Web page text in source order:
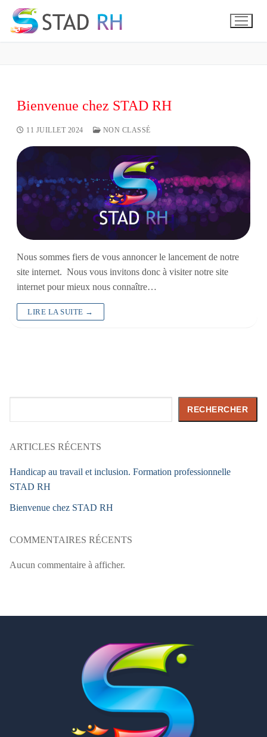
Aller
Accueil
Entreprise
Nos sujets RH
Nos prestations
Particulier
Présentation
Actualités
Bienvenue chez STAD RH
11 JUILLET 2024 NON CLASSÉ
Nous sommes fiers de vous annoncer le lancement de notre
site internet. Nous vous invitons donc à visiter notre site
internet pour mieux nous connaître…
LIRE LA SUITE →
RECHERCHER
ARTICLES RÉCENTS
Handicap au travail et inclusion. Formation professionnelle
STAD RH
Bienvenue chez STAD RH
COMMENTAIRES RÉCENTS
Aucun commentaire à afficher.